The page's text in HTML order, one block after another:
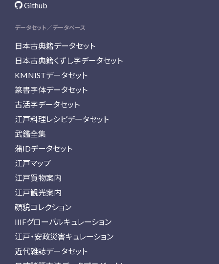
Github
データセット／データベース
日本古典籍データセット
日本古典籍くずし字データセット
KMNISTデータセット
篆書字体データセット
古活字データセット
江戸料理レシピデータセット
武鑑全集
藩IDデータセット
江戸マップ
江戸買物案内
江戸観光案内
顔貌コレクション
IIIFグローバルキュレーション
江戸・安政災害キュレーション
近代雑誌データセット